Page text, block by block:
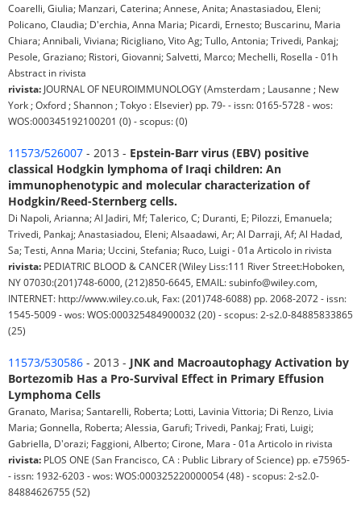
Coarelli, Giulia; Manzari, Caterina; Annese, Anita; Anastasiadou, Eleni;
Policano, Claudia; D'erchia, Anna Maria; Picardi, Ernesto; Buscarinu, Maria
Chiara; Annibali, Viviana; Ricigliano, Vito Ag; Tullo, Antonia; Trivedi, Pankaj;
Pesole, Graziano; Ristori, Giovanni; Salvetti, Marco; Mechelli, Rosella - 01h
Abstract in rivista
rivista: JOURNAL OF NEUROIMMUNOLOGY (Amsterdam ; Lausanne ; New
York ; Oxford ; Shannon ; Tokyo : Elsevier) pp. 79- - issn: 0165-5728 - wos:
WOS:000345192100201 (0) - scopus: (0)
11573/526007 - 2013 - Epstein-Barr virus (EBV) positive
classical Hodgkin lymphoma of Iraqi children: An
immunophenotypic and molecular characterization of
Hodgkin/Reed-Sternberg cells.
Di Napoli, Arianna; Al Jadiri, Mf; Talerico, C; Duranti, E; Pilozzi, Emanuela;
Trivedi, Pankaj; Anastasiadou, Eleni; Alsaadawi, Ar; Al Darraji, Af; Al Hadad,
Sa; Testi, Anna Maria; Uccini, Stefania; Ruco, Luigi - 01a Articolo in rivista
rivista: PEDIATRIC BLOOD & CANCER (Wiley Liss:111 River Street:Hoboken,
NY 07030:(201)748-6000, (212)850-6645, EMAIL: subinfo@wiley.com,
INTERNET: http://www.wiley.co.uk, Fax: (201)748-6088) pp. 2068-2072 - issn:
1545-5009 - wos: WOS:000325484900032 (20) - scopus: 2-s2.0-84885833865
(25)
11573/530586 - 2013 - JNK and Macroautophagy Activation by
Bortezomib Has a Pro-Survival Effect in Primary Effusion
Lymphoma Cells
Granato, Marisa; Santarelli, Roberta; Lotti, Lavinia Vittoria; Di Renzo, Livia
Maria; Gonnella, Roberta; Alessia, Garufi; Trivedi, Pankaj; Frati, Luigi;
Gabriella, D'orazi; Faggioni, Alberto; Cirone, Mara - 01a Articolo in rivista
rivista: PLOS ONE (San Francisco, CA : Public Library of Science) pp. e75965-
- issn: 1932-6203 - wos: WOS:000325220000054 (48) - scopus: 2-s2.0-
84884626755 (52)